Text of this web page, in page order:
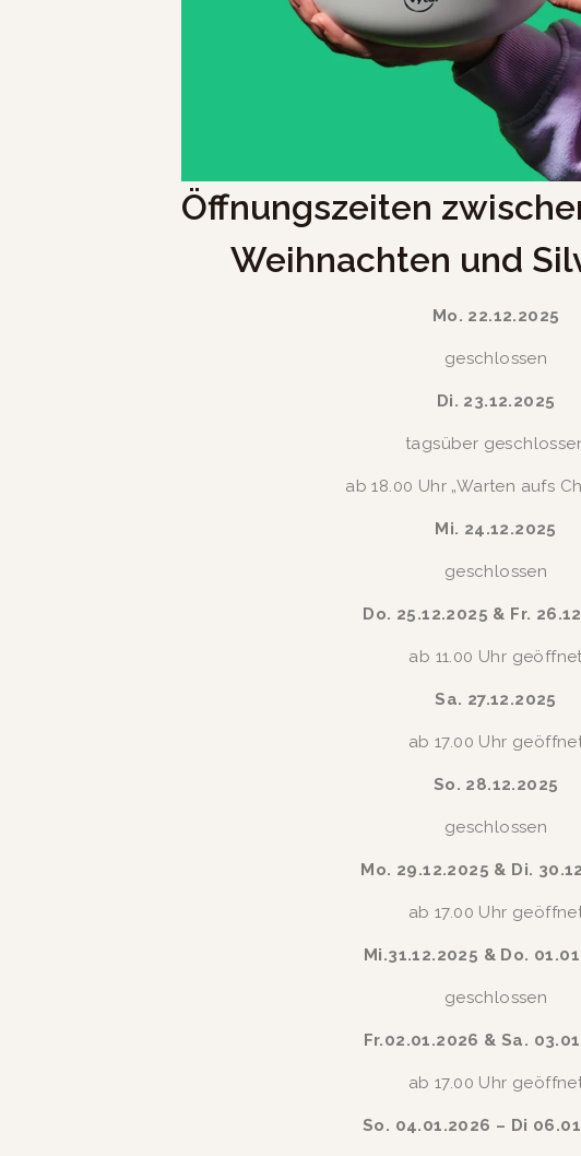
Öffnungszeiten
Weihnachten und
Mo. 22.12.2025
geschlossen
Di. 23.12.2025
tagsüber
ab 18.00 Uhr „Warten aufs
Mi. 24.12.2025
geschlossen
Do. 25.12.2025 & Fr.
ab 11.00 Uhr geöffnet
Sa. 27.12.2025
ab 17.00 Uhr
So. 28.12.2025
geschlossen
Mo. 29.12.2025 & Di.
ab 17.00 Uhr
Mi.31.12.2025 & Do.
geschlossen
Fr.02.01.2026 & Sa.
ab 17.00 Uhr
So. 04.01.2026 – Di